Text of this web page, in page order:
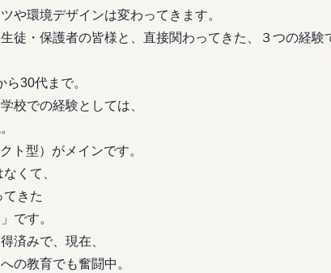
や環境デザインは変わってきます。
徒・保護者の皆様と、直接関わってきた、３つの経験
30代まで。
での経験としては、
ト型）がメインです。
くて、
きた
です。
済みで、現在、
教育でも奮闘中。